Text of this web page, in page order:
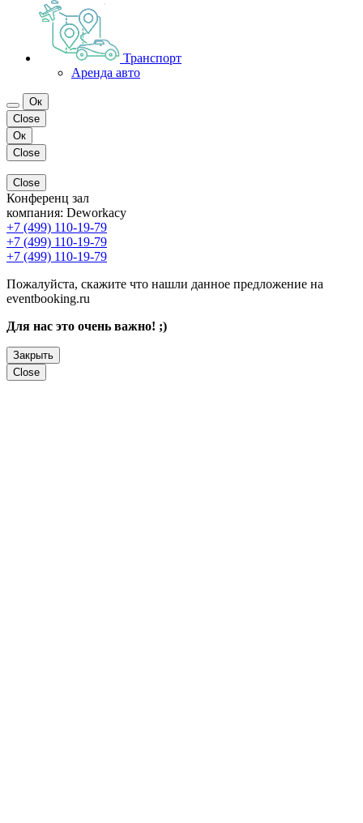
Транспорт
Аренда авто
Ок
Close
Ок
Close
Close
Конференц зал
компания: Deworkacy
+7 (499) 110-19-79
+7 (499) 110-19-79
+7 (499) 110-19-79
Пожалуйста, скажите что нашли данное предложение на
eventbooking.ru
Для нас это очень важно! ;)
Закрыть
Close